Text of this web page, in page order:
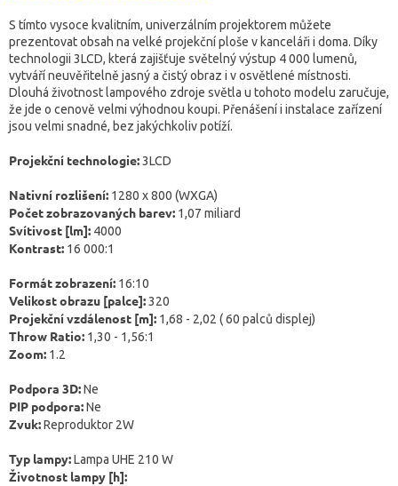
S tímto vysoce kvalitním, univerzálním projektorem můžete
prezentovat obsah na velké projekční ploše v kanceláři i doma. Díky
technologii 3LCD, která zajišťuje světelný výstup 4 000 lumenů,
vytváří neuvěřitelně jasný a čistý obraz i v osvětlené místnosti.
Dlouhá životnost lampového zdroje světla u tohoto modelu zaručuje,
že jde o cenově velmi výhodnou koupi. Přenášení i instalace zařízení
jsou velmi snadné, bez jakýchkoliv potíží.
Projekční technologie:3LCD
Nativní rozlišení: 1280 x 800 (WXGA)
Počet zobrazovaných barev: 1,07 miliard
Svítivost [lm]: 4000
Kontrast: 16 000:1
Formát zobrazení: 16:10
Velikost obrazu [palce]:320
Projekční vzdálenost [m]: 1,68 - 2,02 ( 60 palců displej)
Throw Ratio: 1,30 - 1,56:1
Zoom: 1.2
Podpora 3D:Ne
PIP podpora:Ne
Zvuk:Reproduktor 2W
Typ lampy:Lampa UHE 210 W
Životnost lampy [h]: